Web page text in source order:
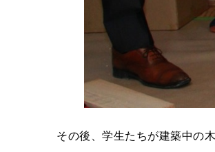
その後、学生たちが建築中の